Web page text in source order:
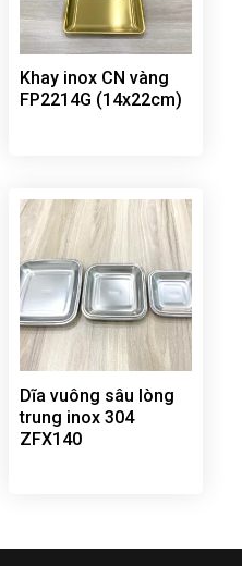
Khay inox CN vàng
FP2214G (14x22cm)
Dĩa vuông sâu lòng
trung inox 304
ZFX140